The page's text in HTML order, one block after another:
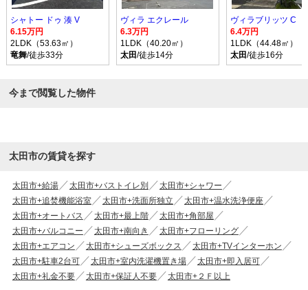
シャトー ドゥ 湊 V
6.15万円
2LDK（53.63㎡）
竜舞/徒歩33分
ヴィラ エクレール
6.3万円
1LDK（40.20㎡）
太田/徒歩14分
ヴィラブリッツ C
6.4万円
1LDK（44.48㎡）
太田/徒歩16分
今まで閲覧した物件
太田市の賃貸を探す
太田市+給湯 太田市+バストイレ別
太田市+シャワー
太田市+追焚機能浴室
太田市+洗面所独立
太田市+温水洗浄便座
太田市+オートバス
太田市+最上階
太田市+角部屋
太田市+バルコニー
太田市+南向き
太田市+フローリング
太田市+エアコン
太田市+シューズボックス
太田市+TVインターホン
太田市+駐車2台可
太田市+室内洗濯機置き場
太田市+即入居可
太田市+礼金不要
太田市+保証人不要 太田市+２Ｆ以上